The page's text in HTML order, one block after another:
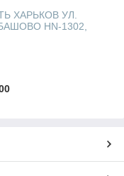
ХАРЬКОВ УЛ.
HN-1302,